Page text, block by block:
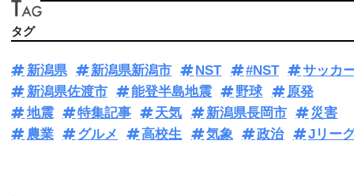
タグ
新潟県 新潟県新潟市 NST #NST
サッカ
新潟県佐渡市
能登半島地震 野球
原発
地震
特集記事 天気 新潟県長岡市
災害
農業
グルメ 高校生 気象 政治 Jリー